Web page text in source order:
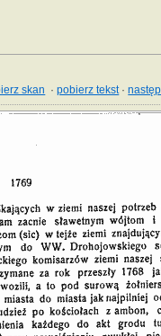
skan ·pobierz tekst·